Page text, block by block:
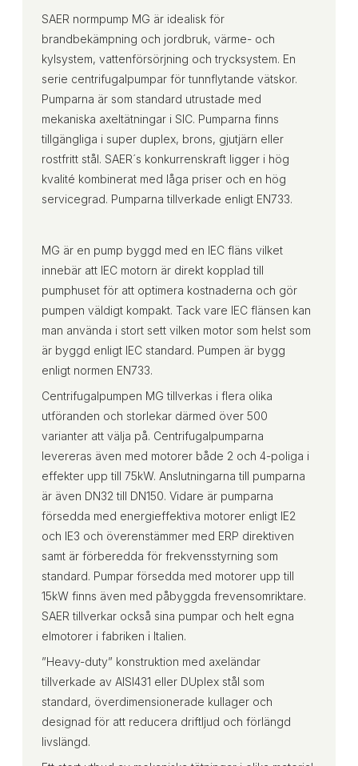
SAER normpump MG är idealisk för
brandbekämpning och jordbruk, värme- och
kylsystem, vattenförsörjning och trycksystem. En
serie centrifugalpumpar för tunnflytande vätskor.
Pumparna är som standard utrustade med
mekaniska axeltätningar i SIC. Pumparna finns
tillgängliga i super duplex, brons, gjutjärn eller
rostfritt stål. SAER´s konkurrenskraft ligger i hög
kvalité kombinerat med låga priser och en hög
servicegrad. Pumparna tillverkade enligt EN733.
MG är en pump byggd med en IEC fläns vilket
innebär att IEC motorn är direkt kopplad till
pumphuset för att optimera kostnaderna och gör
pumpen väldigt kompakt. Tack vare IEC flänsen kan
man använda i stort sett vilken motor som helst som
är byggd enligt IEC standard. Pumpen är bygg
enligt normen EN733.
Centrifugalpumpen MG tillverkas i flera olika
utföranden och storlekar därmed över 500
varianter att välja på. Centrifugalpumparna
levereras även med motorer både 2 och 4-poliga i
effekter upp till 75kW. Anslutningarna till pumparna
är även DN32 till DN150. Vidare är pumparna
försedda med energieffektiva motorer enligt IE2
och IE3 och överenstämmer med ERP direktiven
samt är förberedda för frekvensstyrning som
standard. Pumpar försedda med motorer upp till
15kW finns även med påbyggda frevensomriktare.
SAER tillverkar också sina pumpar och helt egna
elmotorer i fabriken i Italien.
”Heavy-duty” konstruktion med axeländar
tillverkade av AISI431 eller DUplex stål som
standard, överdimensionerade kullager och
designad för att reducera driftljud och förlängd
livslängd.